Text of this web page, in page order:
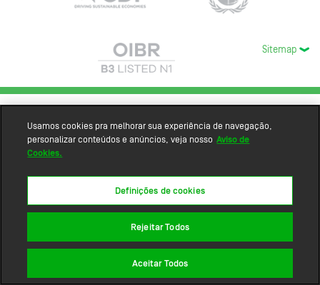
Sitemap
Usamos cookies pra melhorar sua experiência de navegação,
personalizar conteúdos e anúncios, veja nosso Aviso de
Cookies.
Definições de cookies
Rejeitar Todos
Aceitar Todos